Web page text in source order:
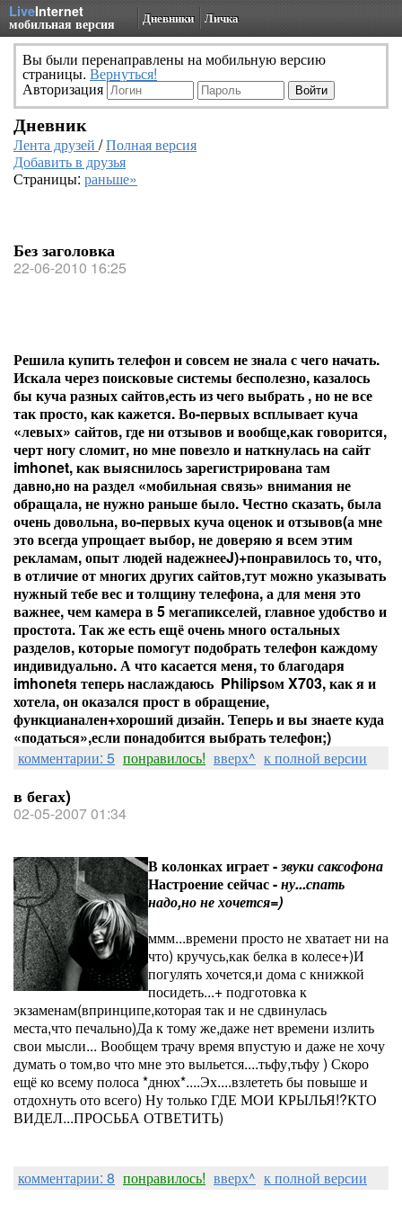
LiveInternet
мобильная версия Дневники Личка
Вы были перенаправлены на мобильную версию
страницы. Вернуться!
Авторизация
Дневник
Лента друзей /Полная версия
Добавить в друзья
Страницы: раньше»
Без заголовка
22-06-2010 16:25
Решила купить телефон и совсем не знала с чего начать.
Искала через поисковые системы бесполезно, казалось
бы куча разных сайтов,есть из чего выбрать , но не все
так просто, как кажется. Во-первых всплывает куча
«левых» сайтов, где ни отзывов и вообще,как говорится,
черт ногу сломит, но мне повезло и наткнулась на сайт
imhonet, как выяснилось зарегистрирована там
давно,но на раздел «мобильная связь» внимания не
обращала, не нужно раньше было. Честно сказать, была
очень довольна, во-первых куча оценок и отзывов(а мне
это всегда упрощает выбор, не доверяю я всем этим
рекламам, опыт людей надежнееJ)+понравилось то, что,
в отличие от многих других сайтов,тут можно указывать
нужный тебе вес и толщину телефона, а для меня это
важнее, чем камера в 5 мегапикселей, главное удобство и
простота. Так же есть ещё очень много остальных
разделов, которые помогут подобрать телефон каждому
индивидуально. А что касается меня, то благодаря
imhonetя теперь наслаждаюсь Philipsом X703, как я и
хотела, он оказался прост в обращение,
функцианален+хороший дизайн. Теперь и вы знаете куда
«податься»,если понадобится выбрать телефон;)
комментарии: 5 понравилось! вверх^ к полной версии
в бегах)
02-05-2007 01:34
В колонках играет -звуки саксофона
Настроение сейчас -ну...спать
надо,но не хочется=)
ммм...времени просто не хватает ни на
что) кручусь,как белка в колесе+)И
погулять хочется,и дома с книжкой
посидеть...+ подготовка к
экзаменам(впринципе,которая так и не сдвинулась
места,что печально)Да к тому же,даже нет времени излить
свои мысли... Вообщем трачу время впустую и даже не хочу
думать о том,во что мне это выльется....тьфу,тьфу ) Скоро
ещё ко всему полоса *днюх*....Эх....взлететь бы повыше и
отдохнуть ото всего) Ну только ГДЕ МОИ КРЫЛЬЯ!?КТО
ВИДЕЛ...ПРОСЬБА ОТВЕТИТЬ)
комментарии: 8 понравилось! вверх^ к полной версии